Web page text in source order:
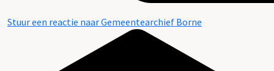
Stuur een reactie naar Gemeentearchief Borne